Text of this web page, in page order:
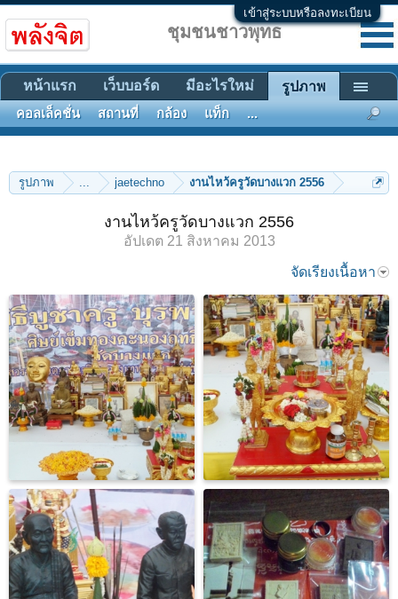
เข้าสู่ระบบหรือลงทะเบียน
รูปภาพ ... jaetechno งานไหว้ครูวัดบางแวก 2556
งานไหว้ครูวัดบางแวก 2556
อัปเดต 21 สิงหาคม 2013
จัดเรียงเนื้อหา
ชุมชนชาวพุทธ
หน้าแรก เว็บบอร์ด มีอะไรใหม่ รูปภาพ
คอลเล็คชั่น สถานที่ กล้อง แท็ก ...